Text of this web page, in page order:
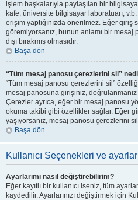
işlem başkalarıyla paylaşılan bir
kafe, üniversite bilgisayar laboratuarı,
erişim yaptığınızda önerilmez. Eğer giriş
göremiyorsanız, bunun anlamı bir
dışı bırakmış olmasıdır.
Başa dön
“Tüm mesaj panosu çerezlerini sil”
“Tüm mesaj panosu çerezlerini sil”
mesaj panosuna girişiniz,
Çerezler ayrıca, eğer bir mesaj panosu
okuma takibi gibi özellikler sağlar. Eğer
yaşıyorsanız, mesaj panosu çerezlerini
Başa dön
Kullanıcı Seçenekleri ve
Ayarlarımı nasıl değiştirebilirim?
Eğer kayıtlı bir kullanıcı iseniz, tüm
kaydedilir. Ayarlarınızı değiştirmek için